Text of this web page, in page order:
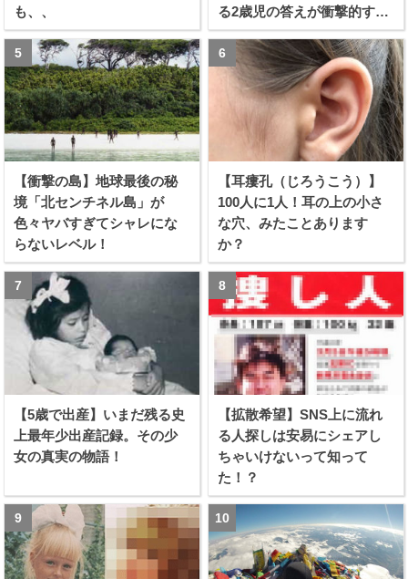
も、、
る2歳児の答えが衝撃的すぎ
る！！
【衝撃の島】地球最後の秘
境「北センチネル島」が
色々ヤバすぎてシャレにな
らないレベル！
【耳瘻孔（じろうこう）】
100人に1人！耳の上の小さ
な穴、みたことあります
か？
【5歳で出産】いまだ残る史
上最年少出産記録。その少
女の真実の物語！
【拡散希望】SNS上に流れ
る人探しは安易にシェアし
ちゃいけないって知って
た！？